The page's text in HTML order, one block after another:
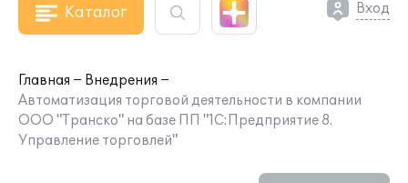
Каталог Вход
Главная
Внедрения
Автоматизация торговой деятельности в компании
ООО "Транско" на базе ПП "1С:Предприятие 8.
Управление торговлей"